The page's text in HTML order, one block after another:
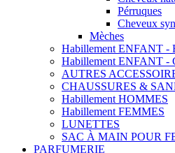
Pérruques
Cheveux
Mèches
Habillement ENFANT -
Habillement ENFANT -
AUTRES
CHAUSSURES &
Habillement HOMMES
Habillement FEMMES
LUNETTES
SAC À MAIN POUR
PARFUMERIE